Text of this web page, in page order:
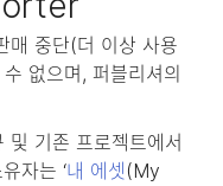
매 중단(더 이상 사용
없으며, 퍼블리셔의
및 기존 프로젝트에서
자는 ‘내 에셋 (My